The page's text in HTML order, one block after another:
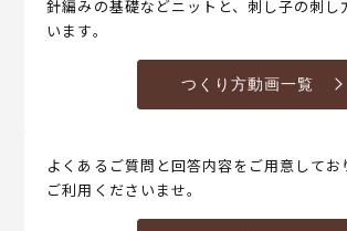
針編みの基礎などニットと、刺し子の刺し
います。
つくり方動画一覧
よくあるご質問と回答内容をご用意してお
ご利用くださいませ。